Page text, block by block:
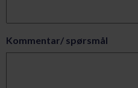
Kommentar/ spørsmål